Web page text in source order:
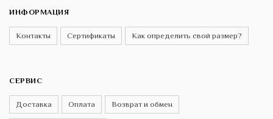
ИНФОРМАЦИЯ
Контакты Сертификаты Как определить свой размер?
СЕРВИС
Доставка Оплата Возврат и обмен